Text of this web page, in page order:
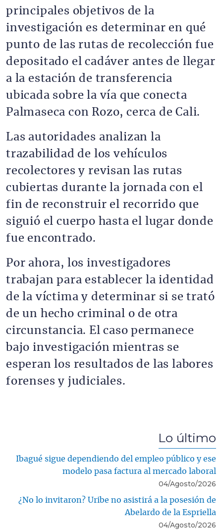
principales objetivos de la
investigación es determinar en qué
punto de las rutas de recolección fue
depositado el cadáver antes de llegar
a la estación de transferencia
ubicada sobre la vía que conecta
Palmaseca con Rozo, cerca de Cali.
Las autoridades analizan la
trazabilidad de los vehículos
recolectores y revisan las rutas
cubiertas durante la jornada con el
fin de reconstruir el recorrido que
siguió el cuerpo hasta el lugar donde
fue encontrado.
Por ahora, los investigadores
trabajan para establecer la identidad
de la víctima y determinar si se trató
de un hecho criminal o de otra
circunstancia. El caso permanece
bajo investigación mientras se
esperan los resultados de las labores
forenses y judiciales.
Lo último
Ibagué sigue dependiendo del empleo público y ese
modelo pasa factura al mercado laboral
04/Agosto/2026
¿No lo invitaron? Uribe no asistirá a la posesión de
Abelardo de la Espriella
04/Agosto/2026